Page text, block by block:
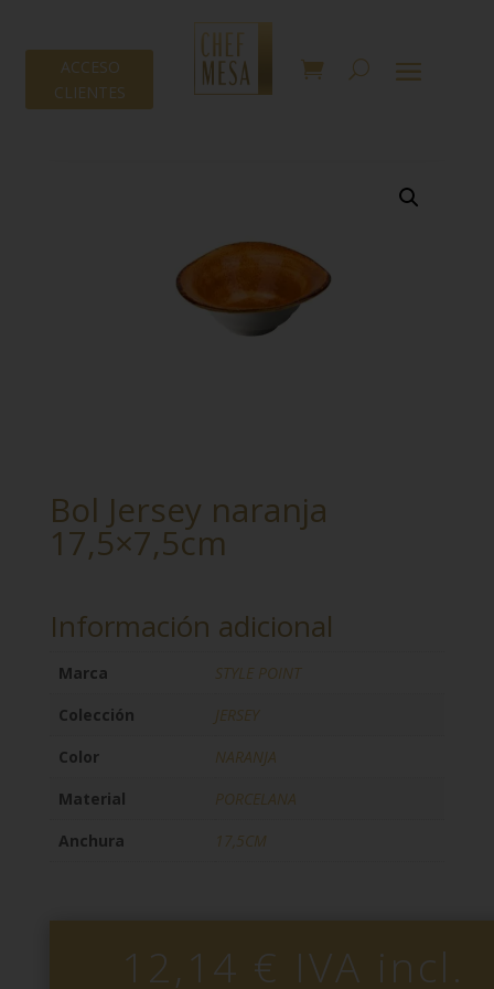
ACCESO
CLIENTES
Bol Jersey naranja
17,5×7,5cm
Información adicional
Marca
STYLE POINT
Colección
JERSEY
Color
NARANJA
Material
PORCELANA
Anchura
17,5CM
12,14 € IVA incl.